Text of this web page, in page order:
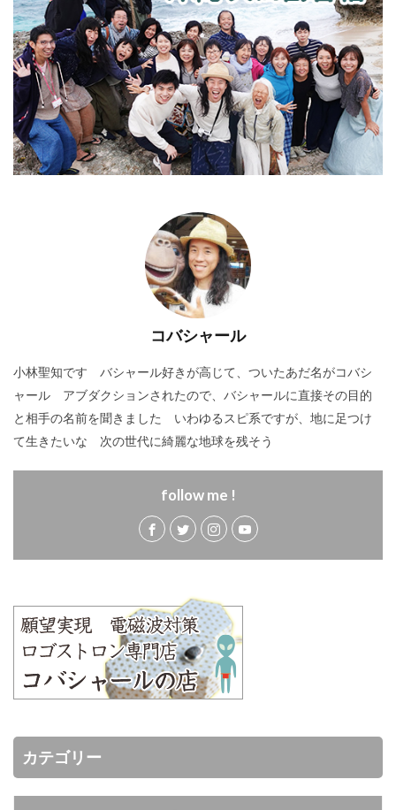
コバシャール
小林聖知です バシャール好きが高じて、ついたあだ名がコバシ
ャール アブダクションされたので、バシャールに直接その目的
と相手の名前を聞きました いわゆるスピ系ですが、地に足つけ
て生きたいな 次の世代に綺麗な地球を残そう
follow me !
カテゴリー